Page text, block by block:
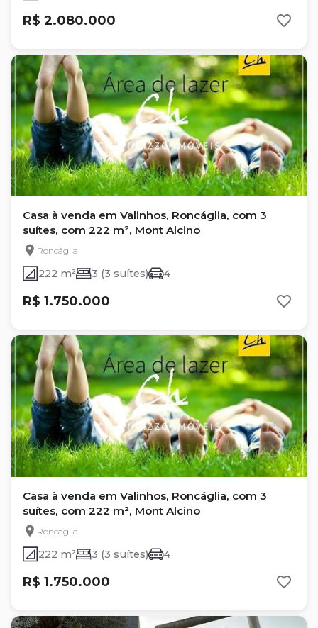
R$ 2.080.000
Casa à venda em Valinhos, Roncáglia, com 3
suítes, com 222 m², Mont Alcino
Roncáglia
222 m² 3 (3 suítes) 4
R$ 1.750.000
Casa à venda em Valinhos, Roncáglia, com 3
suítes, com 222 m², Mont Alcino
Roncáglia
222 m² 3 (3 suítes) 4
R$ 1.750.000